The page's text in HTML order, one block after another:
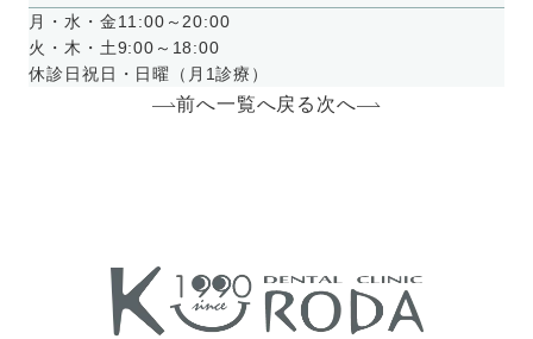
月・水・金11:00～20:00
火・木・土9:00～18:00
休診日祝日・日曜（月1診療）
前へ一覧へ戻る 次へ